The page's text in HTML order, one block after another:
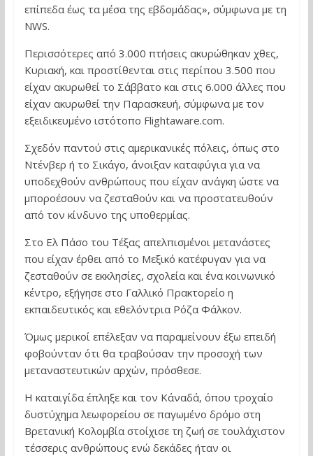
επίπεδα έως τα μέσα της εβδομάδας», σύμφωνα με τη
NWS.
Περισσότερες από 3.000 πτήσεις ακυρώθηκαν χθες,
Κυριακή, και προστίθενται στις περίπου 3.500 που
είχαν ακυρωθεί το Σάββατο και στις 6.000 άλλες που
είχαν ακυρωθεί την Παρασκευή, σύμφωνα με τον
εξειδικευμένο ιστότοπο Flightaware.com.
Σχεδόν παντού στις αμερικανικές πόλεις, όπως στο
Ντένβερ ή το Σικάγο, άνοιξαν καταφύγια για να
υποδεχθούν ανθρώπους που είχαν ανάγκη ώστε να
μποροέσουν να ζεσταθούν και να προστατευθούν
από τον κίνδυνο της υποθερμίας.
Στο Ελ Πάσο του Τέξας απελπισμένοι μετανάστες
που είχαν έρθει από το Μεξικό κατέφυγαν για να
ζεσταθούν σε εκκλησίες, σχολεία και ένα κοινωνικό
κέντρο, εξήγησε στο Γαλλικό Πρακτορείο η
εκπαιδευτικός και εθελόντρια Ρόζα Φάλκον.
Όμως μερικοί επέλεξαν να παραμείνουν έξω επειδή
φοβούνταν ότι θα τραβούσαν την προσοχή των
μεταναστευτικών αρχών, πρόσθεσε.
Η καταιγίδα έπληξε και τον Κάναδά, όπου τροχαίο
δυστύχημα λεωφορείου σε παγωμένο δρόμο στη
Βρετανική Κολομβία στοίχισε τη ζωή σε τουλάχιστον
τέσσερις ανθρώπους ενώ δεκάδες ήταν οι